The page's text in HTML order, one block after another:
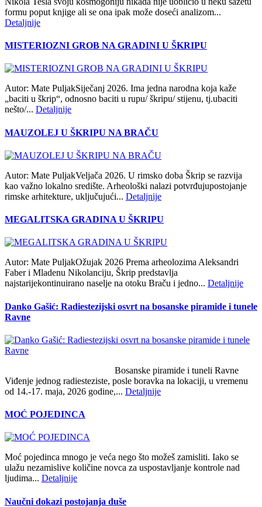
formu poput knjige ali se ona ipak može doseći analizom...
Detaljnije
MISTERIOZNI GROB NA GRADINI U ŠKRIPU
Autor: Mate PuljakSiječanj 2026. Ima jedna narodna koja kaže
„baciti u škrip“, odnosno baciti u rupu/ škripu/ stijenu, tj.ubaciti
nešto/... Detaljnije
MAUZOLEJ U ŠKRIPU NA BRAČU
Autor: Mate PuljakVeljača 2026. U rimsko doba Škrip se razvija
kao važno lokalno središte. Arheološki nalazi potvrđujupostojanje
rimske arhitekture, uključujući... Detaljnije
MEGALITSKA GRADINA U ŠKRIPU
Autor: Mate PuljakOžujak 2026 Prema arheolozima Aleksandri
Faber i Mladenu Nikolanciju, Škrip predstavlja
najstarijekontinuirano naselje na otoku Braču i jedno... Detaljnije
Danko Gašić: Radiestezijski osvrt na bosanske piramide i tunele
Ravne
Bosanske piramide i tuneli Ravne
Viđenje jednog radiesteziste, posle boravka na lokaciji, u vremenu
od 14.-17. maja, 2026 godine,... Detaljnije
MOĆ POJEDINCA
Moć pojedinca mnogo je veća nego što možeš zamisliti. Iako se
ulažu nezamislive količine novca za uspostavljanje kontrole nad
ljudima... Detaljnije
Naučni dokazi postojanja duše